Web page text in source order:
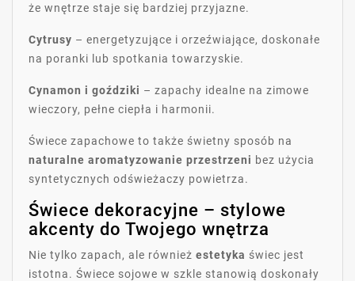
że wnętrze staje się bardziej przyjazne.
Cytrusy – energetyzujące i orzeźwiające, doskonałe
na poranki lub spotkania towarzyskie.
Cynamon i goździki – zapachy idealne na zimowe
wieczory, pełne ciepła i harmonii.
Świece zapachowe to także świetny sposób na
naturalne aromatyzowanie przestrzeni bez użycia
syntetycznych odświeżaczy powietrza.
Świece dekoracyjne – stylowe
akcenty do Twojego wnętrza
Nie tylko zapach, ale również estetyka świec jest
istotna. Świece sojowe w szkle stanowią doskonały